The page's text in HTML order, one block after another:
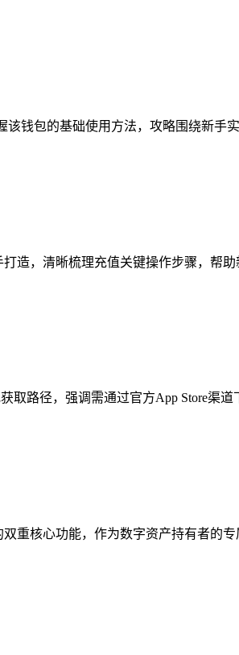
钱包的基础使用方法，攻略围绕新手
造，清晰梳理充值关键操作步骤，帮
取路径，强调需通过官方App Store渠道
重核心功能，作为数字资产持有者的